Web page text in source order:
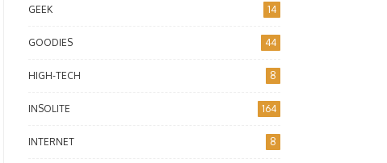
GEEK 14
GOODIES 44
HIGH-TECH 8
INSOLITE 164
INTERNET 8